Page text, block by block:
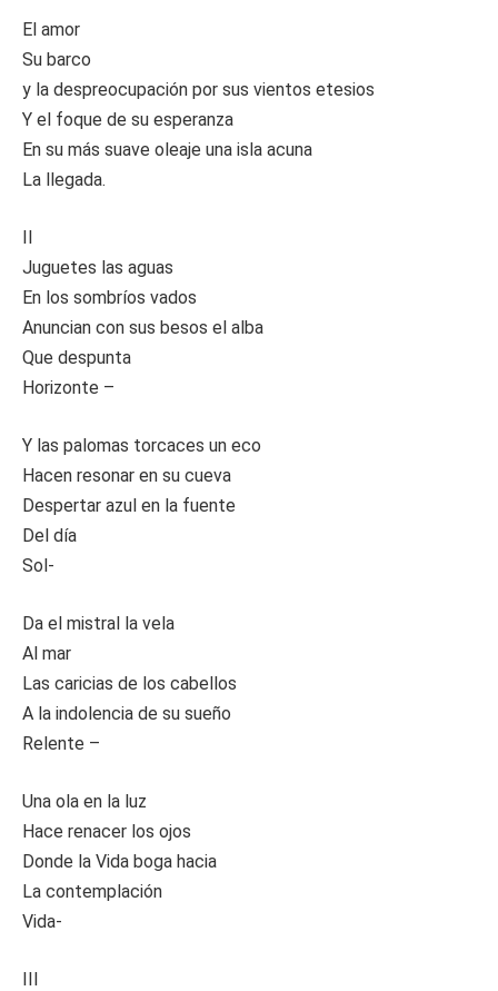
El amor
Su barco
y la despreocupación por sus vientos etesios
Y el foque de su esperanza
En su más suave oleaje una isla acuna
La llegada.
II
Juguetes las aguas
En los sombríos vados
Anuncian con sus besos el alba
Que despunta
Horizonte –
Y las palomas torcaces un eco
Hacen resonar en su cueva
Despertar azul en la fuente
Del día
Sol-
Da el mistral la vela
Al mar
Las caricias de los cabellos
A la indolencia de su sueño
Relente –
Una ola en la luz
Hace renacer los ojos
Donde la Vida boga hacia
La contemplación
Vida-
III